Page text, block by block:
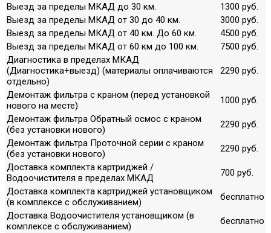
Выезд за пределы МКАД до 30 км.
1300 руб.
Выезд за пределы МКАД от 30 до 40 км.
3000 руб.
Выезд за пределы МКАД от 40 км. До 60 км.
4500 руб.
Выезд за пределы МКАД от 60 км до 100 км.
7500 руб.
Диагностика в пределах МКАД
(Диагностика+выезд) (материалы оплачиваются
отдельно)
2290 руб.
Демонтаж фильтра с краном (перед установкой
нового на месте)
1000 руб.
Демонтаж фильтра Обратный осмос с краном
(без установки нового)
2290 руб.
Демонтаж фильтра Проточной серии с краном
(без установки нового)
2290 руб.
Доставка комплекта картриджей /
Водоочистителя в пределах МКАД
700 руб.
Доставка комплекта картриджей установщиком
(в комплексе с обслуживанием)
бесплатно
Доставка Водоочистителя установщиком (в
комплексе с обслуживанием)
бесплатно